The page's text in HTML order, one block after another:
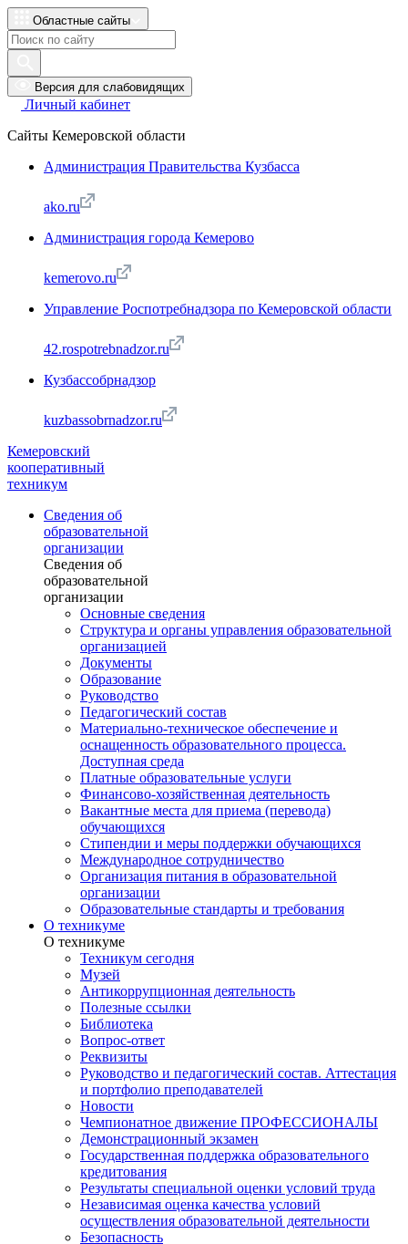
Областные сайты
Версия для слабовидящих
Личный кабинет
Сайты Кемеровской области
Администрация Правительства Кузбасса
ako.ru
Администрация города Кемерово
kemerovo.ru
Управление Роспотребнадзора по Кемеровской области
42.rospotrebnadzor.ru
Кузбассобрнадзор
kuzbassobrnadzor.ru
Кемеровский
кооперативный
техникум
Сведения об
образовательной
организации
Сведения об
образовательной
организации
Основные сведения
Структура и органы управления образовательной
организацией
Документы
Образование
Руководство
Педагогический состав
Материально-техническое обеспечение и
оснащенность образовательного процесса.
Доступная среда
Платные образовательные услуги
Финансово-хозяйственная деятельность
Вакантные места для приема (перевода)
обучающихся
Стипендии и меры поддержки обучающихся
Международное сотрудничество
Организация питания в образовательной
организации
Образовательные стандарты и требования
О техникуме
О техникуме
Техникум сегодня
Музей
Антикоррупционная деятельность
Полезные ссылки
Библиотека
Вопрос-ответ
Реквизиты
Руководство и педагогический состав. Аттестация
и портфолио преподавателей
Новости
Чемпионатное движение ПРОФЕССИОНАЛЫ
Демонстрационный экзамен
Государственная поддержка образовательного
кредитования
Результаты специальной оценки условий труда
Независимая оценка качества условий
осуществления образовательной деятельности
Безопасность